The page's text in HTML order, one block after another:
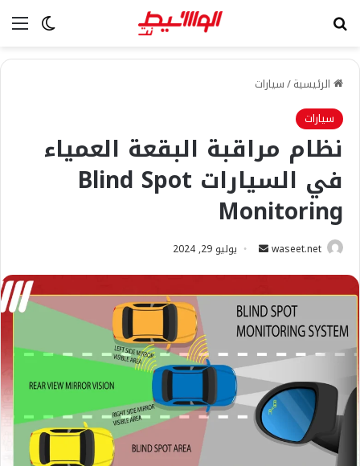
الرئيسية/سيارات
سيارات
نظام مراقبة البقعة العمياء
في السيارات Blind Spot
Monitoring
waseet.net
أرسل يوليو 29, 2024